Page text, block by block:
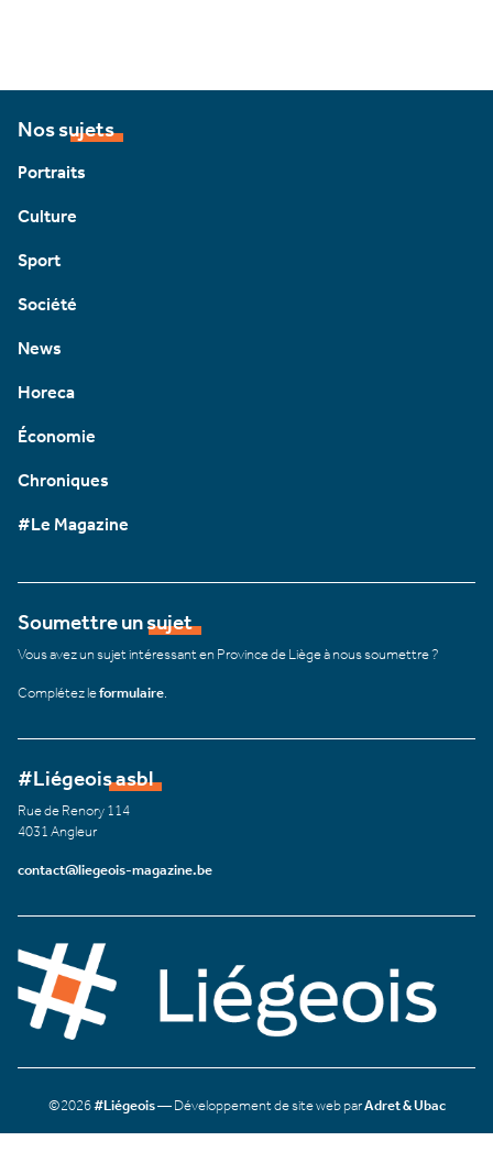
Nos sujets
Portraits
Culture
Sport
Société
News
Horeca
Économie
Chroniques
#Le Magazine
Soumettre un sujet
Vous avez un sujet intéressant en Province de Liège à nous soumettre ?
Complétez leformulaire
#Liégeois asbl
Rue de Renory 114
4031 Angleur
contact@liegeois-magazine.be
©2026#Liégeois— Développement de site web parAdret & Ubac